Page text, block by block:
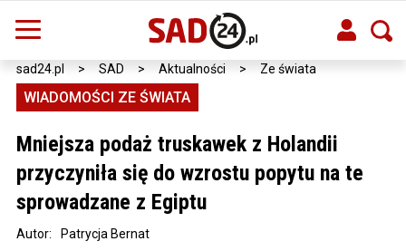
sad24.pl > SAD > Aktualności > Ze świata
WIADOMOŚCI ZE ŚWIATA
Mniejsza podaż truskawek z Holandii
przyczyniła się do wzrostu popytu na te
sprowadzane z Egiptu
Autor: Patrycja Bernat